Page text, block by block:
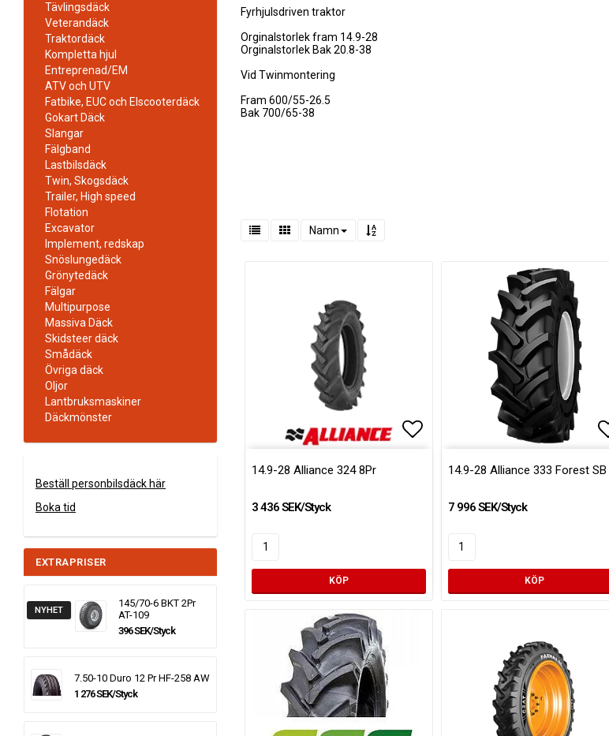
Tävlingsdäck
Veterandäck
Traktordäck
Kompletta hjul
Entreprenad/EM
ATV och UTV
Fatbike, EUC och Elscooterdäck
Gokart Däck
Slangar
Fälgband
Lastbilsdäck
Twin, Skogsdäck
Trailer, High speed
Flotation
Excavator
Implement, redskap
Snöslungedäck
Grönytedäck
Fälgar
Multipurpose
Massiva Däck
Skidsteer däck
Smådäck
Övriga däck
Oljor
Lantbruksmaskiner
Däckmönster
Beställ personbilsdäck här
Boka tid
EXTRAPRISER
NYHET
145/70-6 BKT 2Pr
AT-109
396 SEK/Styck
7.50-10 Duro 12 Pr HF-258 AW
1 276 SEK/Styck
Fyrhjulsdriven traktor
Orginalstorlek fram 14.9-28
Orginalstorlek Bak 20.8-38
Vid Twinmontering
Fram 600/55-26.5
Bak 700/65-38
Namn
14.9-28 Alliance 324 8Pr
3 436 SEK/Styck
KÖP
14.9-28 Alliance 333 Forest SB
7 996 SEK/Styck
KÖP